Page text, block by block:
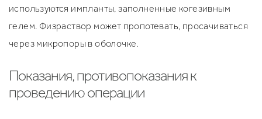
используются импланты, заполненные когезивным
гелем. Физраствор может пропотевать, просачиваться
через микропоры в оболочке.
Показания, противопоказания к
проведению операции